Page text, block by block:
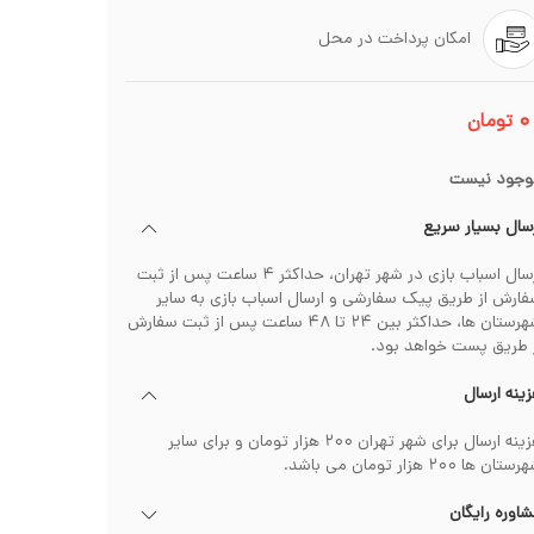
امکان پرداخت در محل
۰ تومان
نیست
بسیار سریع
ارسال اسباب بازی در شهر تهران، حداکثر ۴ ساعت پس از ثبت
از طریق پیک سفارشی و ارسال اسباب بازی به سایر
شهرستان ها، حداکثر بین ۲۴ تا ۴۸ ساعت پس از ثبت سفارش
طریق پست خواهد بود.
ارسال
هزینه ارسال برای شهر تهران ۲۰۰ هزار تومان و برای سایر
ها ۲۰۰ هزار تومان می باشد.
رایگان